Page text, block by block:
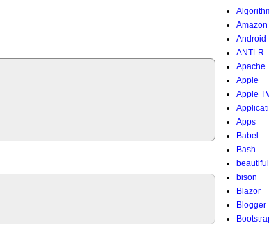
Amazon
Android
ANTLR
Apache
Apple
Apple
Apps
Babel
Bash
bison
Blazor
Blogger